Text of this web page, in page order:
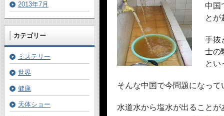
中国
とが
手抜
士の
とい
そんな中国で今問題になって
水道水から塩水が出ることが
2013年7月
カテゴリー
ミステリー
世界
健康
天体ショー